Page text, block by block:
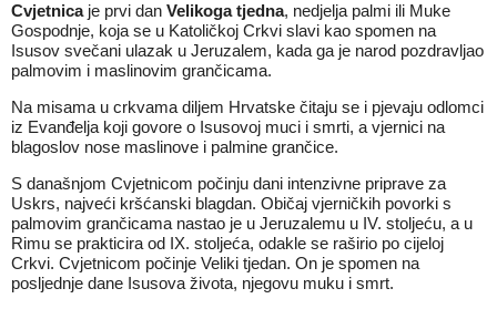
Cvjetnica je prvi dan Velikoga tjedna, nedjelja palmi ili Muke
Gospodnje, koja se u Katoličkoj Crkvi slavi kao spomen na
Isusov svečani ulazak u Jeruzalem, kada ga je narod pozdravljao
palmovim i maslinovim grančicama.
Na misama u crkvama diljem Hrvatske čitaju se i pjevaju odlomci
iz Evanđelja koji govore o Isusovoj muci i smrti, a vjernici na
blagoslov nose maslinove i palmine grančice.
S današnjom Cvjetnicom počinju dani intenzivne priprave za
Uskrs, najveći kršćanski blagdan. Običaj vjerničkih povorki s
palmovim grančicama nastao je u Jeruzalemu u IV. stoljeću, a u
Rimu se prakticira od IX. stoljeća, odakle se raširio po cijeloj
Crkvi. Cvjetnicom počinje Veliki tjedan. On je spomen na
posljednje dane Isusova života, njegovu muku i smrt.